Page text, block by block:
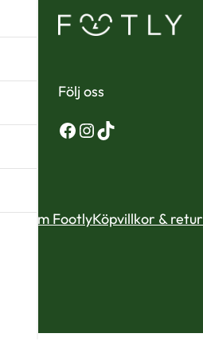
Följ oss
Facebook
Instagram
TikTok
Om FootlyKöpvillkor & retur